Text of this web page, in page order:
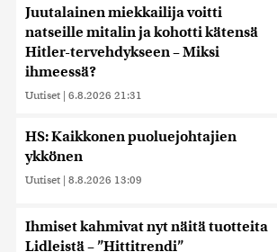
Juutalainen miekkailija voitti
natseille mitalin ja kohotti kätensä
Hitler-tervehdykseen – Miksi
ihmeessä?
Uutiset | 6.8.2026 21:31
HS: Kaikkonen puoluejohtajien
ykkönen
Uutiset | 8.8.2026 13:09
Ihmiset kahmivat nyt näitä tuotteita
Lidleistä – ”Hittitrendi”